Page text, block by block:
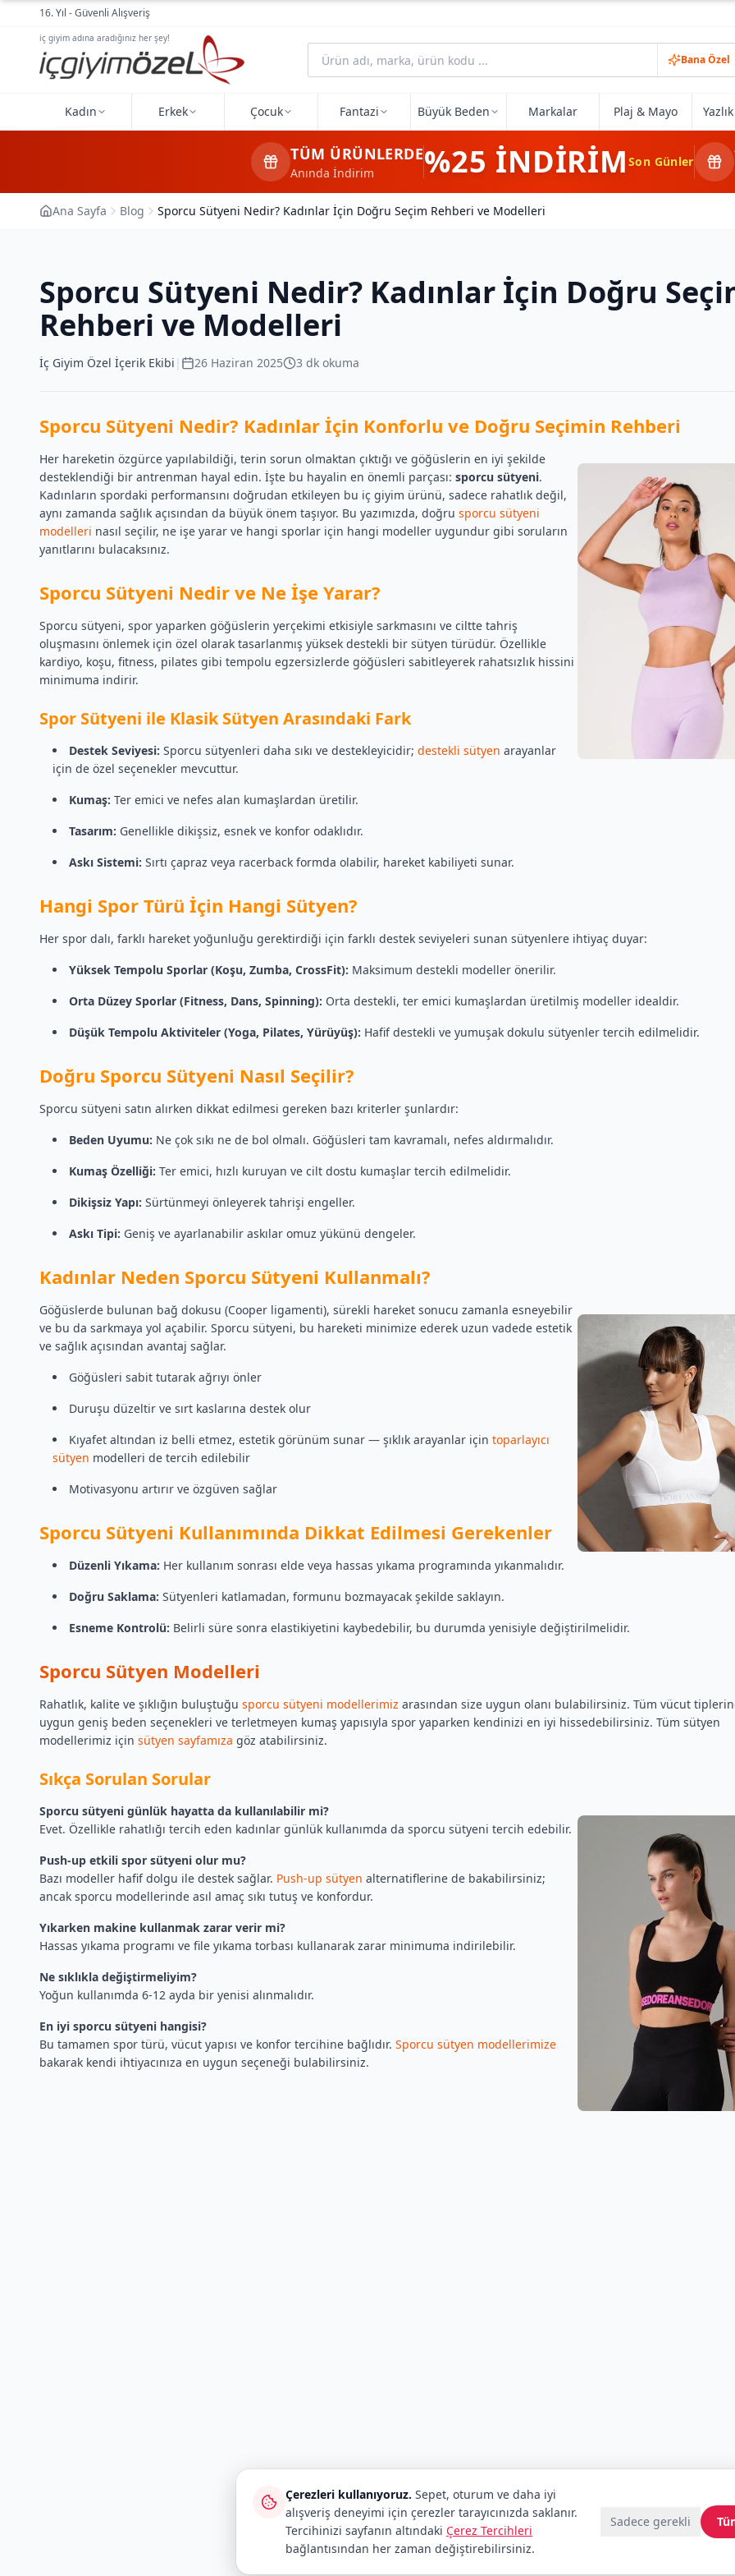
Ana içeriğe geç16. Yıl - Güvenli Alışveriş
iç giyim adına aradığınız her şey!
Bana Özel
Kadın Erkek Çocuk Fantazi Büyük Beden Markalar Plaj & Mayo
TÜM ÜRÜNLERDE
Anında İndirim %25 İNDİRİMSon Günler
Ana Sayfa Blog Sporcu Sütyeni Nedir? Kadınlar İçin Doğru Seçim Rehberi ve Modelleri
Sporcu Sütyeni Nedir? Kadınlar İçin Doğru
Rehberi ve Modelleri
İç Giyim Özel İçerik Ekibi | 26 Haziran 2025 3 dk okuma
Sporcu Sütyeni Nedir? Kadınlar İçin Konforlu ve Doğru Seçimin Rehberi
Her hareketin özgürce yapılabildiği, terin sorun olmaktan çıktığı ve göğüslerin en iyi şekilde
desteklendiği bir antrenman hayal edin. İşte bu hayalin en önemli parçası: sporcu sütyeni.
Kadınların spordaki performansını doğrudan etkileyen bu iç giyim ürünü, sadece rahatlık değil,
aynı zamanda sağlık açısından da büyük önem taşıyor. Bu yazımızda, doğru sporcu sütyeni
modelleri nasıl seçilir, ne işe yarar ve hangi sporlar için hangi modeller uygundur gibi soruların
yanıtlarını bulacaksınız.
Sporcu Sütyeni Nedir ve Ne İşe Yarar?
Sporcu sütyeni, spor yaparken göğüslerin yerçekimi etkisiyle sarkmasını ve ciltte tahriş
oluşmasını önlemek için özel olarak tasarlanmış yüksek destekli bir sütyen türüdür. Özellikle
kardiyo, koşu, fitness, pilates gibi tempolu egzersizlerde göğüsleri sabitleyerek rahatsızlık hissini
minimuma indirir.
Spor Sütyeni ile Klasik Sütyen Arasındaki Fark
Destek Seviyesi: Sporcu sütyenleri daha sıkı ve destekleyicidir; destekli sütyen arayanlar
için de özel seçenekler mevcuttur.
Kumaş: Ter emici ve nefes alan kumaşlardan üretilir.
Tasarım: Genellikle dikişsiz, esnek ve konfor odaklıdır.
Askı Sistemi: Sırtı çapraz veya racerback formda olabilir, hareket kabiliyeti sunar.
Hangi Spor Türü İçin Hangi Sütyen?
Her spor dalı, farklı hareket yoğunluğu gerektirdiği için farklı destek seviyeleri sunan sütyenlere ihtiyaç duyar:
Yüksek Tempolu Sporlar (Koşu, Zumba, CrossFit): Maksimum destekli modeller önerilir.
Orta Düzey Sporlar (Fitness, Dans, Spinning): Orta destekli, ter emici kumaşlardan üretilmiş modeller idealdir.
Düşük Tempolu Aktiviteler (Yoga, Pilates, Yürüyüş): Hafif destekli ve yumuşak dokulu sütyenler tercih edilmelidir.
Doğru Sporcu Sütyeni Nasıl Seçilir?
Sporcu sütyeni satın alırken dikkat edilmesi gereken bazı kriterler şunlardır:
Beden Uyumu: Ne çok sıkı ne de bol olmalı. Göğüsleri tam kavramalı, nefes aldırmalıdır.
Kumaş Özelliği: Ter emici, hızlı kuruyan ve cilt dostu kumaşlar tercih edilmelidir.
Dikişsiz Yapı: Sürtünmeyi önleyerek tahrişi engeller.
Askı Tipi: Geniş ve ayarlanabilir askılar omuz yükünü dengeler.
Kadınlar Neden Sporcu Sütyeni Kullanmalı?
Göğüslerde bulunan bağ dokusu (Cooper ligamenti), sürekli hareket sonucu zamanla esneyebilir
ve bu da sarkmaya yol açabilir. Sporcu sütyeni, bu hareketi minimize ederek uzun vadede estetik
ve sağlık açısından avantaj sağlar.
Göğüsleri sabit tutarak ağrıyı önler
Duruşu düzeltir ve sırt kaslarına destek olur
Kıyafet altından iz belli etmez, estetik görünüm sunar — şıklık arayanlar için toparlayıcı
sütyen modelleri de tercih edilebilir
Motivasyonu artırır ve özgüven sağlar
Sporcu Sütyeni Kullanımında Dikkat Edilmesi Gerekenler
Düzenli Yıkama: Her kullanım sonrası elde veya hassas yıkama programında yıkanmalıdır.
Doğru Saklama: Sütyenleri katlamadan, formunu bozmayacak şekilde saklayın.
Esneme Kontrolü: Belirli süre sonra elastikiyetini kaybedebilir, bu durumda yenisiyle değiştirilmelidir.
Sporcu Sütyen Modelleri
Rahatlık, kalite ve şıklığın buluştuğu sporcu sütyeni modellerimiz arasından size uygun olanı bulabilirsiniz. Tüm vücut
uygun geniş beden seçenekleri ve terletmeyen kumaş yapısıyla spor yaparken kendinizi en iyi hissedebilirsiniz. Tüm sütyen
modellerimiz için sütyen sayfamıza göz atabilirsiniz.
Sıkça Sorulan Sorular
Sporcu sütyeni günlük hayatta da kullanılabilir mi?
Evet. Özellikle rahatlığı tercih eden kadınlar günlük kullanımda da sporcu sütyeni tercih edebilir.
Push-up etkili spor sütyeni olur mu?
Bazı modeller hafif dolgu ile destek sağlar. Push-up sütyen alternatiflerine de bakabilirsiniz;
ancak sporcu modellerinde asıl amaç sıkı tutuş ve konfordur.
Yıkarken makine kullanmak zarar verir mi?
Hassas yıkama programı ve file yıkama torbası kullanarak zarar minimuma indirilebilir.
Ne sıklıkla değiştirmeliyim?
Yoğun kullanımda 6-12 ayda bir yenisi alınmalıdır.
En iyi sporcu sütyeni hangisi?
Bu tamamen spor türü, vücut yapısı ve konfor tercihine bağlıdır. Sporcu sütyen modellerimize
bakarak kendi ihtiyacınıza en uygun seçeneği bulabilirsiniz.
Çerezleri kullanıyoruz. Sepet, oturum ve daha iyi
alışveriş deneyimi için çerezler tarayıcınızda saklanır.
Tercihinizi sayfanın altındaki Çerez Tercihleri
bağlantısından her zaman değiştirebilirsiniz.
Sadece gerekli